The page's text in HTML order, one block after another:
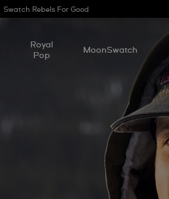
Swatch Rebels For Good
Royal
Pop
MoonSwatch